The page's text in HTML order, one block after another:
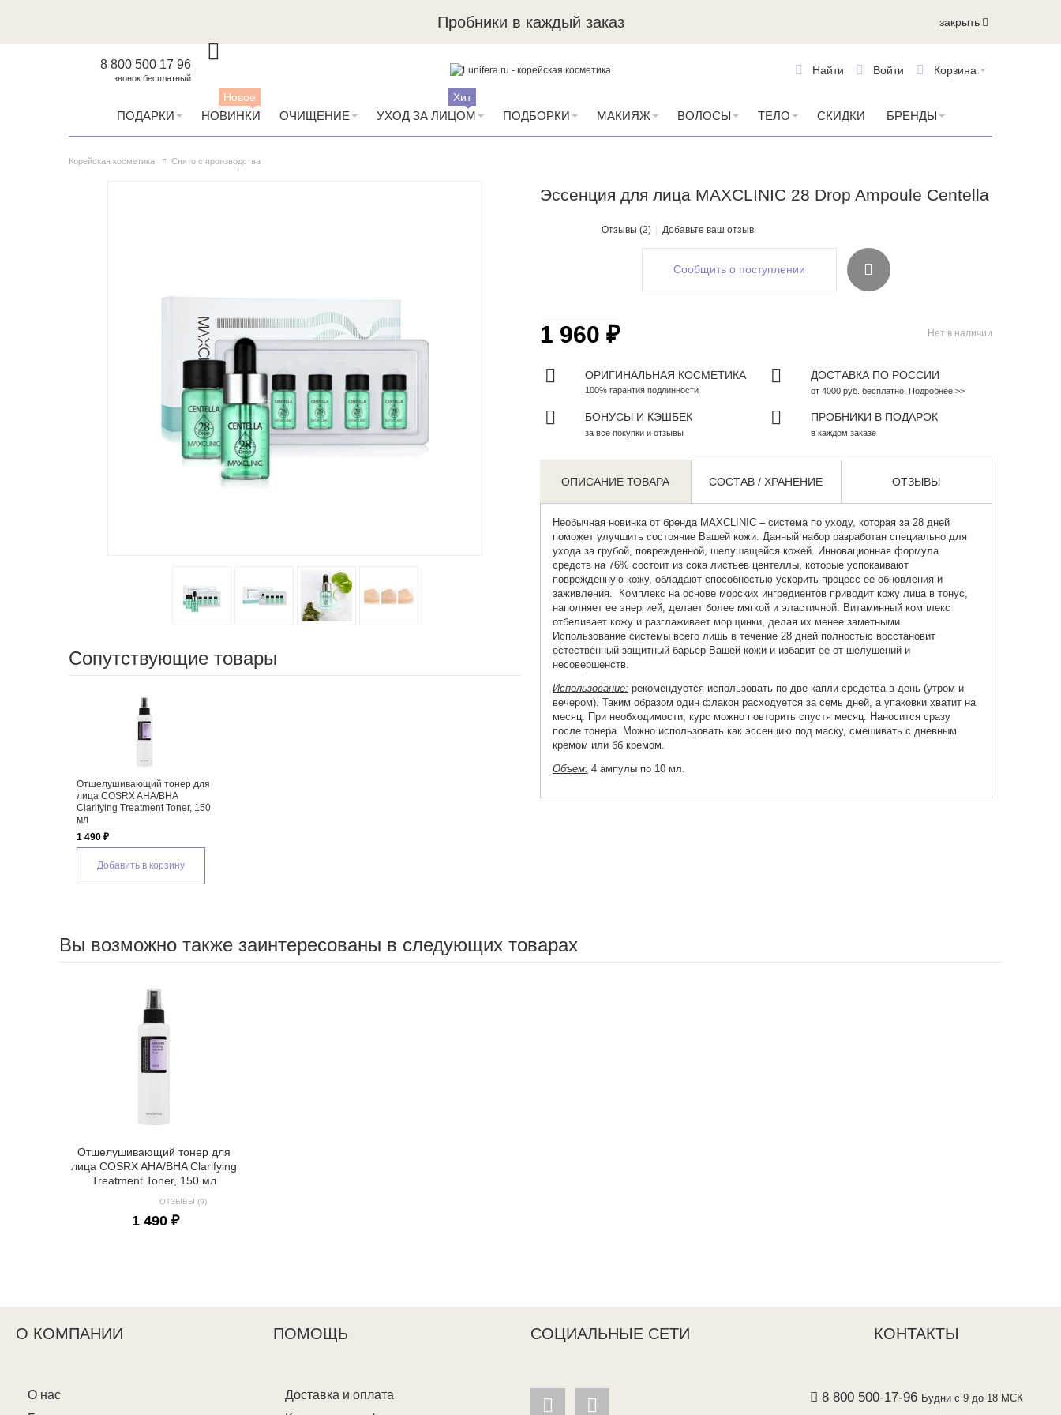
Пробники в каждый заказ закрыть
8 800 500 17 96
звонок бесплатный
Корзина
Войти
Найти
ПОДАРКИ НОВИНКИ
Новое
ОЧИЩЕНИЕ УХОД ЗА ЛИЦОМ
Хит
ПОДБОРКИ МАКИЯЖ ВОЛОСЫ ТЕЛО СКИДКИ БРЕНДЫ
Корейская косметика Снято с производства
Эссенция для лица MAXCLINIC 28 Drop Ampoule Centella
Отзывы (2) Добавьте ваш отзыв
Сопутствующие товары
Отшелушивающий тонер для
лица COSRX AHA/BHA
Clarifying Treatment Toner, 150
мл
1 490 ₽
Добавить в корзину
Сообщить о поступлении
Нет в наличии
1 960 ₽
ОРИГИНАЛЬНАЯ КОСМЕТИКА
100% гарантия подлинности
ДОСТАВКА ПО РОССИИ
от 4000 руб. бесплатно. Подробнее >>
БОНУСЫ И КЭШБЕК
за все покупки и отзывы
ПРОБНИКИ В ПОДАРОК
в каждом заказе
ОПИСАНИЕ ТОВАРА СОСТАВ / ХРАНЕНИЕ ОТЗЫВЫ
Необычная новинка от бренда MAXCLINIC– система по уходу, которая за 28 дней
поможет улучшить состояние Вашей кожи. Данный набор разработан специально для
ухода за грубой, поврежденной, шелушащейся кожей. Инновационная формула
средств на 76% состоит из сока листьев центеллы, которые успокаивают
поврежденную кожу, обладают способностью ускорить процесс ее обновления и
заживления. Комплекс на основе морских ингредиентов приводит кожу лица в тонус,
наполняет ее энергией, делает более мягкой и эластичной. Витаминный комплекс
отбеливает кожу и разглаживает морщинки, делая их менее заметными.
Использование системы всего лишь в течение 28 дней полностью восстановит
естественный защитный барьер Вашей кожи и избавит ее от шелушений и
несовершенств.
Использование: рекомендуется использовать по две капли средства в день (утром и
вечером). Таким образом один флакон расходуется за семь дней, а упаковки хватит на
месяц. При необходимости, курс можно повторить спустя месяц. Наносится сразу
после тонера. Можно использовать как эссенцию под маску, смешивать с дневным
кремом или бб кремом.
Объем: 4 ампулы по 10 мл.
Вы возможно также заинтересованы в следующих товарах
Отшелушивающий тонер для
лица COSRX AHA/BHA Clarifying
Treatment Toner, 150 мл
ОТЗЫВЫ (9)
1 490 ₽
О КОМПАНИИ ПОМОЩЬ СОЦИАЛЬНЫЕ СЕТИ КОНТАКТЫ
О нас
Доставка и оплата
8 800 500-17-96 Будни с 9 до 18 МСК